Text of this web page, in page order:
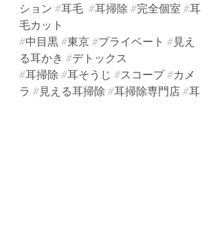
ション #耳毛 #耳掃除 #完全個室 #耳
毛カット
#中目黒 #東京 #プライベート #見え
る耳かき #デトックス
#耳掃除 #耳そうじ #スコープ #カメ
ラ #見える耳掃除 #耳掃除専門店 #耳